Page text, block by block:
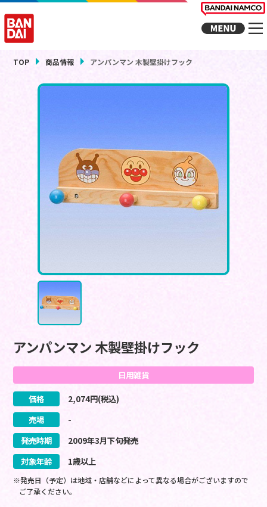
TOP 商品情報 アンパンマン 木製壁掛けフック
アンパンマン 木製壁掛けフック
日用雑貨
価格 2,074円(税込)
売場
-
発売時期
2009年3月下旬発売
対象年齢
1歳以上
※発売日（予定）は地域・店舗などによって異なる場合がございますので
ご了承ください。